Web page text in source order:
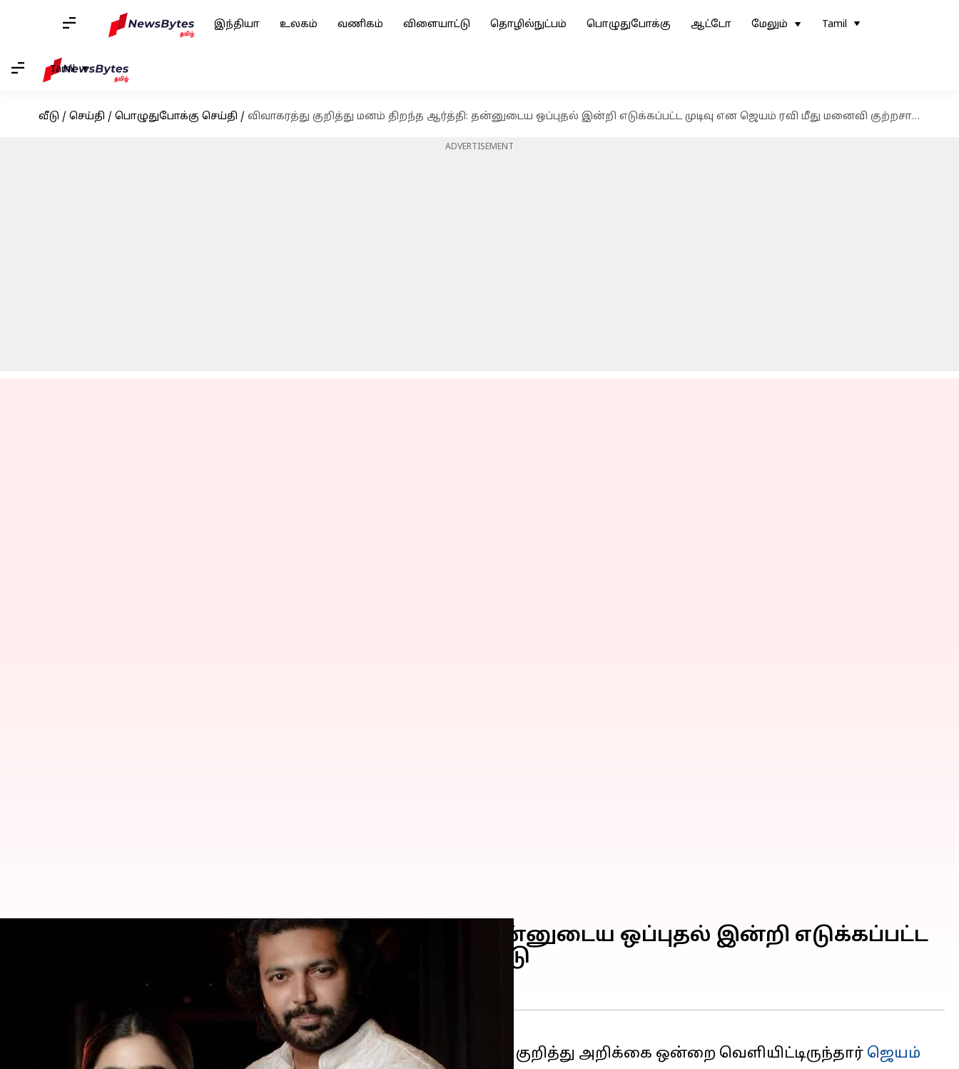
இந்தியா உலகம் வணிகம் விளையாட்டு தொழில்நுட்பம் பொழுதுபோக்கு ஆட்டோ மேலும் Tamil
Tamil
வீடு / செய்தி / பொழுதுபோக்கு செய்தி / விவாகரத்து குறித்து மனம் திறந்த ஆர்த்தி: தன்னுடைய ஒப்புதல் இன்றி எடுக்கப்பட்ட முடிவு என ஜெயம் ரவி மீது மனைவி குற்றசாட்டு
ADVERTISEMENT
விவாகரத்து குறித்து மனம் திறந்த ஆர்த்தி: தன்னுடைய ஒப்புதல் இன்றி எடுக்கப்பட்ட
முடிவு என ஜெயம் ரவி மீது மனைவி குற்றசாட்டு
10:38 am
செய்தி முன்னோட்டம்
இரண்டு தினங்களுக்கு முன்னர் தன்னுடையதிருமணவிவாகரத்து குறித்து அறிக்கை ஒன்றை வெளியிட்டிருந்தார் ஜெயம்